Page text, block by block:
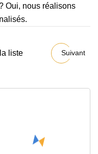
Oui, nous réalisons
liste Suivant